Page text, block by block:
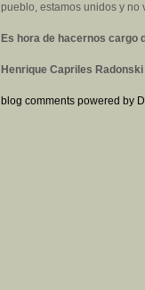
pueblo, estamos unidos y no
Es hora de hacernos cargo
Henrique Capriles Radonski
blog comments powered by